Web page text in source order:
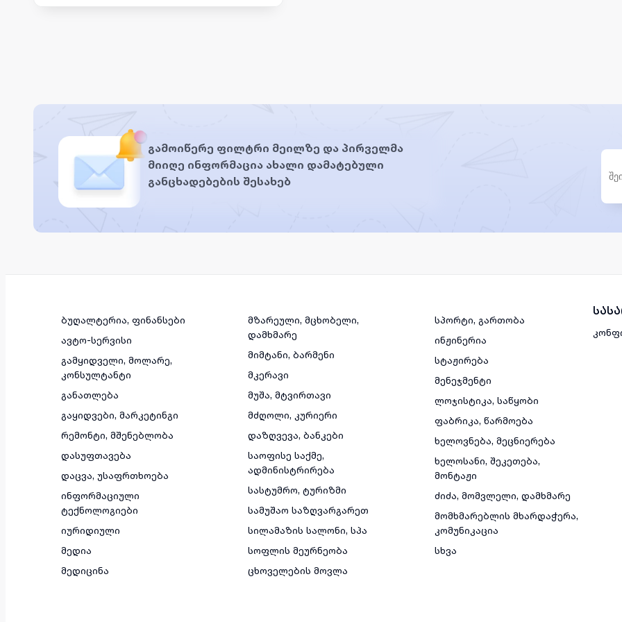
გამოიწერე ფილტრი მეილზე და პირველმა
მიიღე ინფორმაცია ახალი დამატებული
განცხადებების შესახებ
ბუღალტერია, ფინანსები
ავტო-სერვისი
გამყიდველი, მოლარე,
კონსულტანტი
განათლება
გაყიდვები, მარკეტინგი
რემონტი, მშენებლობა
დასუფთავება
დაცვა, უსაფრთხოება
ინფორმაციული
ტექნოლოგიები
იურიდიული
მედია
მედიცინა
მზარეული, მცხობელი,
დამხმარე
მიმტანი, ბარმენი
მკერავი
მუშა, მტვირთავი
მძღოლი, კურიერი
დაზღვევა, ბანკები
საოფისე საქმე,
ადმინისტრირება
სასტუმრო, ტურიზმი
სამუშაო საზღვარგარეთ
სილამაზის სალონი, სპა
სოფლის მეურნეობა
ცხოველების მოვლა
სპორტი, გართობა
ინჟინერია
სტაჟირება
მენეჯმენტი
ლოჯისტიკა, საწყობი
ფაბრიკა, წარმოება
ხელოვნება, მეცნიერება
ხელოსანი, შეკეთება,
მონტაჟი
ძიძა, მომვლელი, დამხმარე
მომხმარებლის მხარდაჭერა,
კომუნიკაცია
სხვა